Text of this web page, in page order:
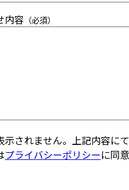
内容 （必須）
されません。上記内容にて
プライバシーポリシーに同